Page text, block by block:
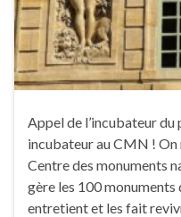
Appel de l’incubateur
incubateur au CMN ! On
Centre des monuments
gère les 100
entretient et les fait